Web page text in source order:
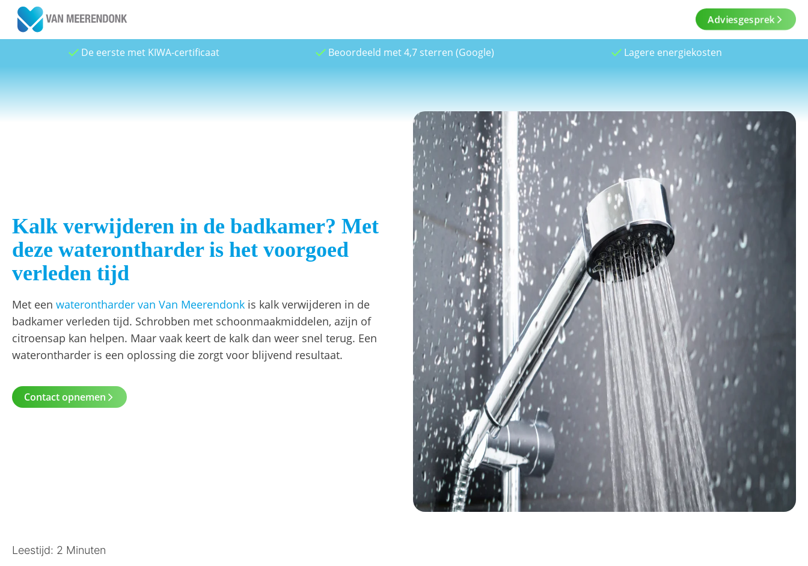
Adviesgesprek
De eerste met KIWA-certificaat Beoordeeld met 4,7 sterren (Google) Lagere energiekosten
Kalk verwijderen in de badkamer? Met
deze waterontharder is het voorgoed
verleden tijd
Met een waterontharder van Van Meerendonk is kalk verwijderen in de
badkamer verleden tijd. Schrobben met schoonmaakmiddelen, azijn of
citroensap kan helpen. Maar vaak keert de kalk dan weer snel terug. Een
waterontharder is een oplossing die zorgt voor blijvend resultaat.
Contact opnemen
Leestijd: 2 Minuten